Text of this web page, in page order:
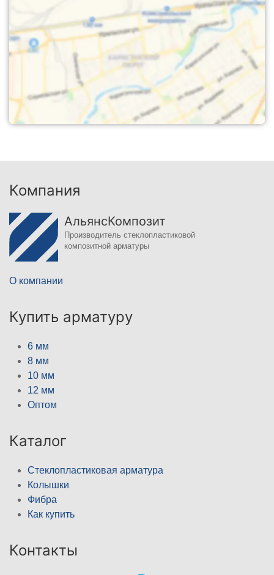
Компания
АльянсКомпозит
Производитель стеклопластиковой
композитной арматуры
О компании
Купить арматуру
6 мм
8 мм
10 мм
12 мм
Оптом
Каталог
Стеклопластиковая арматура
Колышки
Фибра
Как купить
Контакты